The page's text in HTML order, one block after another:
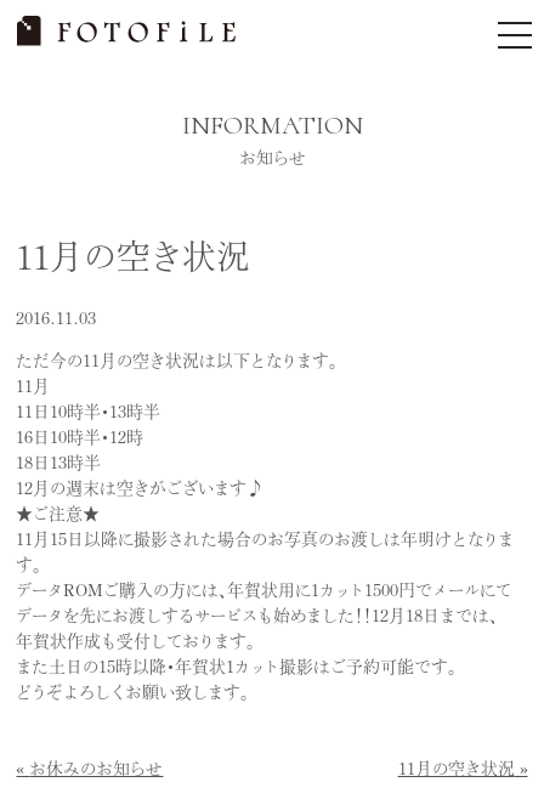
Skip
INFORMATION
お知らせ
11月の空き状況
2016.11.03
ただ今の11月の空き状況は以下となります。
11月
11日10時半・13時半
16日10時半・12時
18日13時半
12月の週末は空きがございます♪
★ご注意★
11月15日以降に撮影された場合のお写真のお渡しは年明けとなりま
す。
データROMご購入の方には、年賀状用に1カット1500円でメールにて
データを先にお渡しするサービスも始めました！！12月18日までは、
年賀状作成も受付しております。
また土日の15時以降・年賀状1カット撮影はご予約可能です。
どうぞよろしくお願い致します。
お休みのお知らせ 11月の空き状況